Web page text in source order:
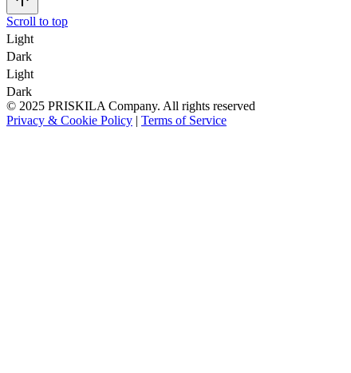
Scroll to top
Light
Dark
Light
Dark
© 2025 PRISKILA Company. All rights reserved
Privacy & Cookie Policy | Terms of Service